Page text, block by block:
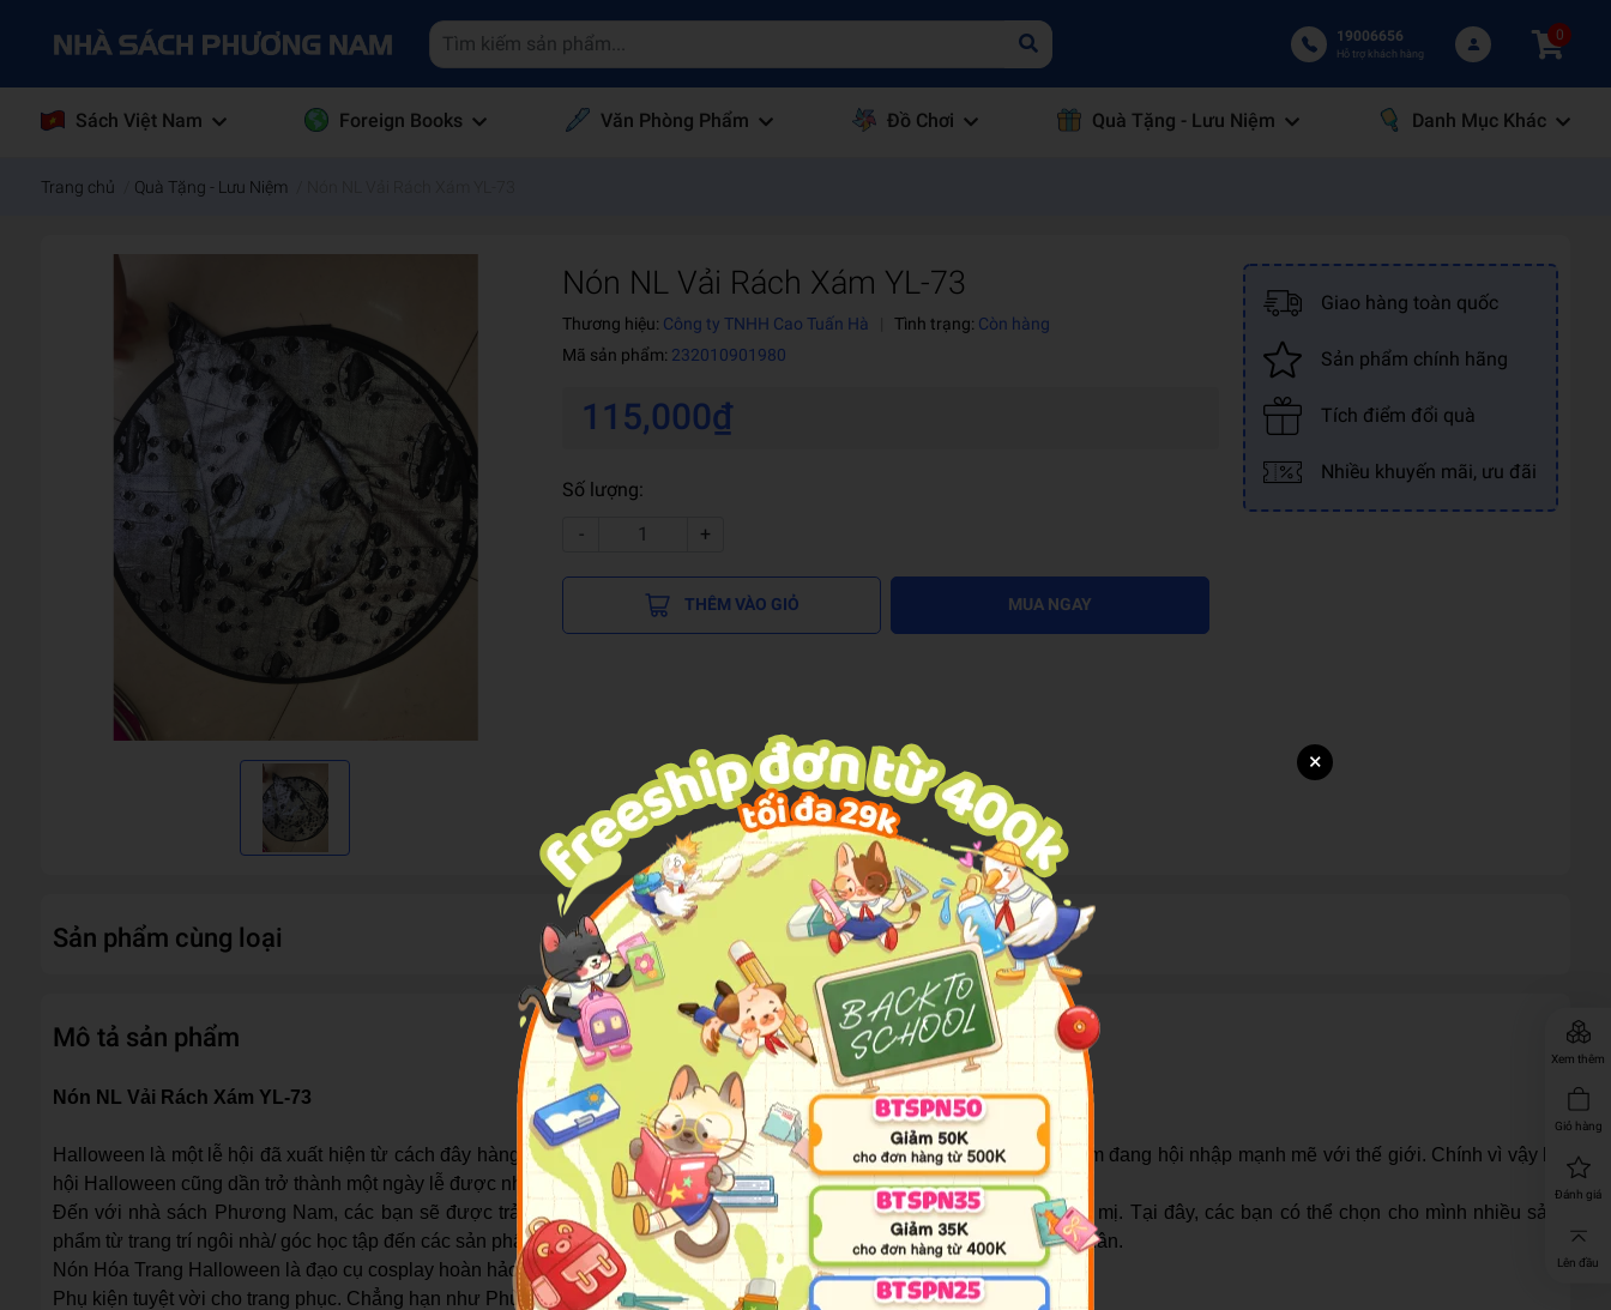
19006656
Hỗ trợ khách hàng
0
Sách Việt Nam Foreign Books Văn Phòng Phẩm Đồ Chơi Quà Tặng - Lưu Niệm Danh Mục Khác
Xem thêm
Giỏ hàng
Đánh giá
Lên đầu
Trang chủ Quà Tặng - Lưu Niệm
Nón NL Vải Rách Xám YL-73
Thương hiệu: Công ty TNHH Cao Tuấn Hà Tình trạng: Còn hàng
Mã sản phẩm: 232010901980
115,000₫
Số lượng:
-
+
THÊM VÀO GIỎ MUA NGAY
Giao hàng toàn quốc
Sản phẩm chính hãng
Tích điểm đổi quà
Nhiều khuyến mãi, ưu đãi
Sản phẩm cùng loại
Mô tả sản phẩm
Nón NL Vải Rách Xám YL-73
Halloween là một lễ hội đã xuất hiện từ cách đây hàng ngàn năm ở các nước phương Tây. Những năm gần đây, Việt Nam đang hội nhập mạnh mẽ với thế giới. Chính vì vậy lễ
hội Halloween cũng dần trở thành một ngày lễ được nhiều người Việt Nam yêu thích.
Đến với nhà sách Phương Nam, các bạn sẽ được trải nghiệm trong không khí Halloween đầy sắc màu huyền bí và ma mị. Tại đây, các bạn có thể chọn cho mình nhiều sản
phẩm từ trang trí ngôi nhà/ góc học tập đến các sản phẩm hóa trang để tham dự bữa tiệc Halloween với bạn bè và người thân.
Nón Hóa Trang Halloween là đạo cụ cosplay hoàn hảo, rất đẹp như một phù thủy cổ điển hoặc thuật sĩ.
Phụ kiện tuyệt vời cho trang phục. Chẳng hạn như Phù thủy, Pháp sư và nhiều hơn nữa.
×